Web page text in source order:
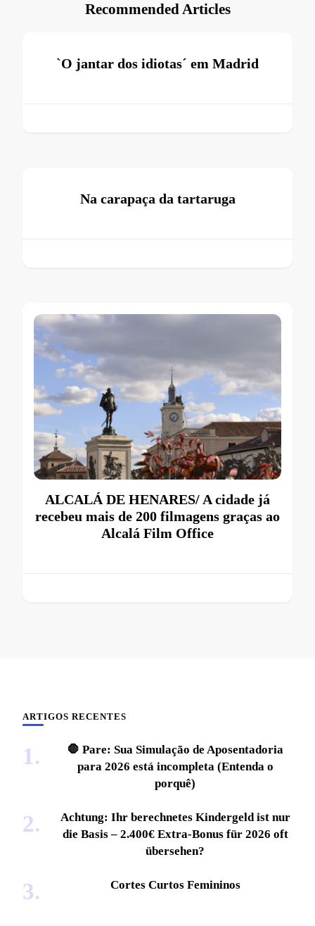
Recommended Articles
`O jantar dos idiotas´ em Madrid
Na carapaça da tartaruga
ALCALÁ DE HENARES/ A cidade já
recebeu mais de 200 filmagens graças ao
Alcalá Film Office
ARTIGOS RECENTES
🛑 Pare: Sua Simulação de Aposentadoria
para 2026 está incompleta (Entenda o
porquê)
Achtung: Ihr berechnetes Kindergeld ist nur
die Basis – 2.400€ Extra-Bonus für 2026 oft
übersehen?
Cortes Curtos Femininos